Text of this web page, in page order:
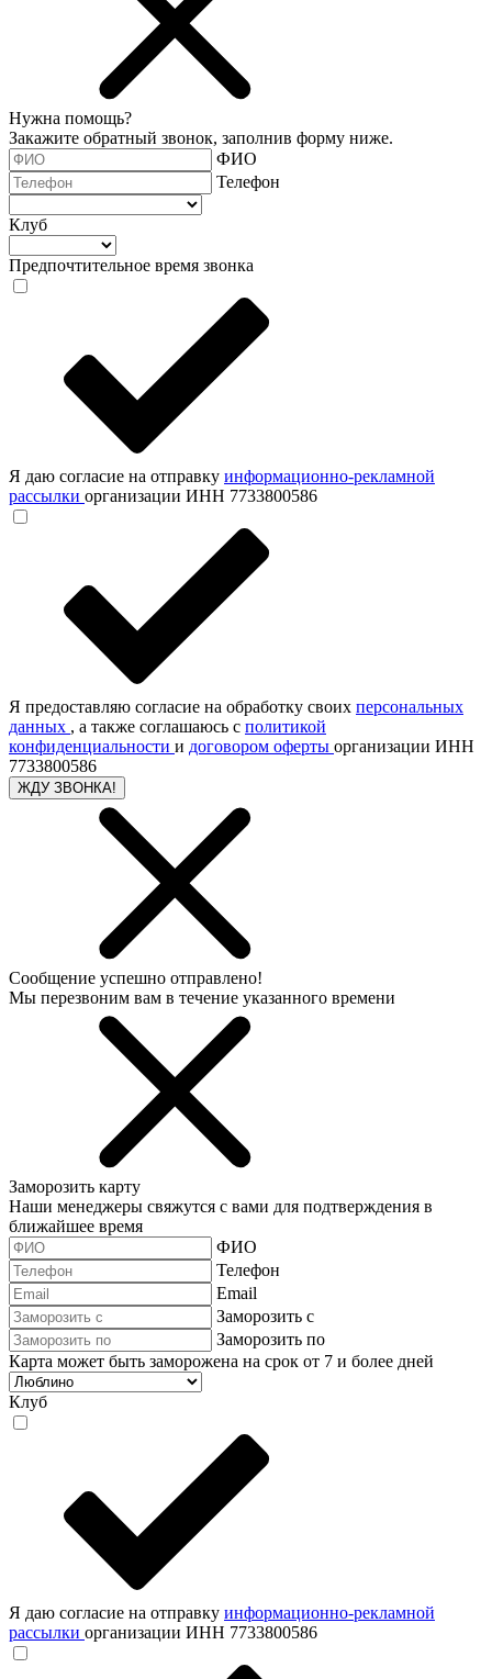
Нужна помощь?
Закажите обратный звонок, заполнив форму ниже.
ФИО
Телефон
Клуб
Предпочтительное время звонка
Я даю согласие на отправку информационно-рекламной
рассылки организации ИНН 7733800586
Я предоставляю согласие на обработку своих персональных
данных , а также соглашаюсь с политикой
конфиденциальности и договором оферты организации ИНН
7733800586
ЖДУ ЗВОНКА!
Сообщение успешно отправлено!
Мы перезвоним вам в течение указанного времени
Заморозить карту
Наши менеджеры свяжутся с вами для подтверждения в
ближайшее время
ФИО
Телефон
Email
Заморозить с
Заморозить по
Карта может быть заморожена на срок от 7 и более дней
Клуб
Я даю согласие на отправку информационно-рекламной
рассылки организации ИНН 7733800586